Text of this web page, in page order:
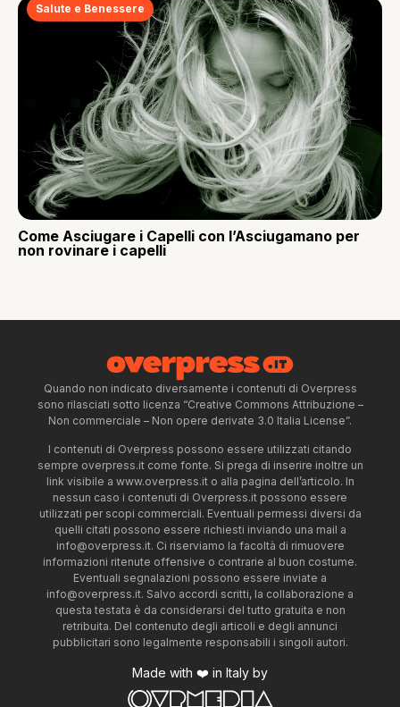
Salute e Benessere
Come Asciugare i Capelli con l’Asciugamano per
non rovinare i capelli
Quando non indicato diversamente i contenuti di Overpress
sono rilasciati sotto licenza “Creative Commons Attribuzione –
Non commerciale – Non opere derivate 3.0 Italia License”.
I contenuti di Overpress possono essere utilizzati citando
sempre overpress.it come fonte. Si prega di inserire inoltre un
link visibile a www.overpress.it o alla pagina dell’articolo. In
nessun caso i contenuti di Overpress.it possono essere
utilizzati per scopi commerciali. Eventuali permessi diversi da
quelli citati possono essere richiesti inviando una mail a
info@overpress.it. Ci riserviamo la facoltà di rimuovere
informazioni ritenute offensive o contrarie al buon costume.
Eventuali segnalazioni possono essere inviate a
info@overpress.it. Salvo accordi scritti, la collaborazione a
questa testata è da considerarsi del tutto gratuita e non
retribuita. Del contenuto degli articoli e degli annunci
pubblicitari sono legalmente responsabili i singoli autori.
Made with ❤️ in Italy by